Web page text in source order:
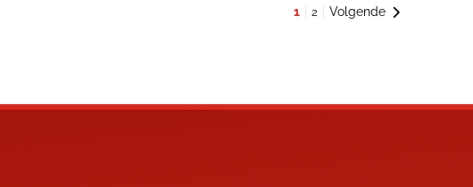
1 2 Volgende